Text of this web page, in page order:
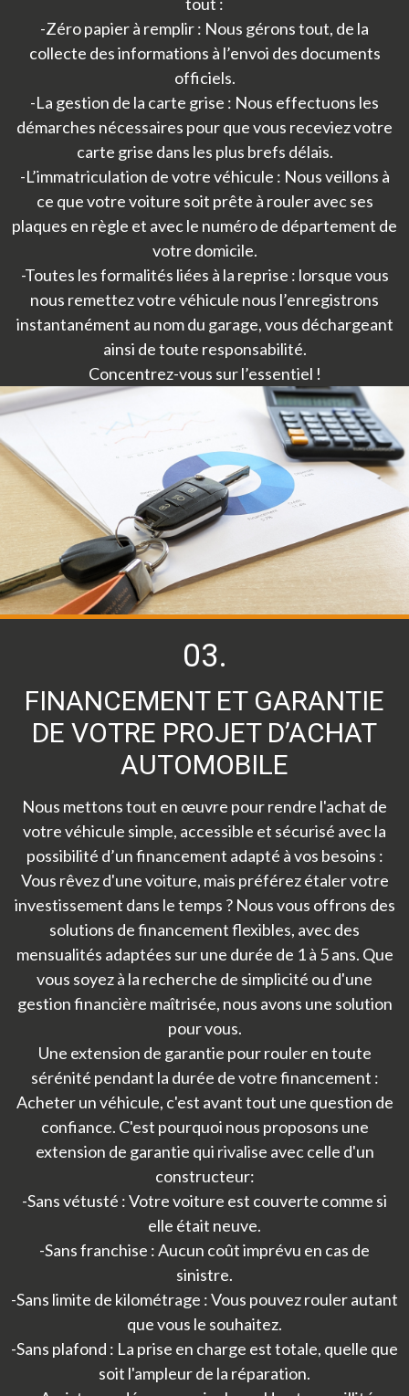
-Zéro papier à remplir : Nous gérons tout, de la
collecte des informations à l’envoi des documents
officiels.
-La gestion de la carte grise : Nous effectuons les
démarches nécessaires pour que vous receviez votre
carte grise dans les plus brefs délais.
-L’immatriculation de votre véhicule : Nous veillons à
ce que votre voiture soit prête à rouler avec ses
plaques en règle et avec le numéro de département de
votre domicile.
-Toutes les formalités liées à la reprise : lorsque vous
nous remettez votre véhicule nous l’enregistrons
instantanément au nom du garage, vous déchargeant
ainsi de toute responsabilité.
Concentrez-vous sur l’essentiel !
03.
FINANCEMENT ET GARANTIE
DE VOTRE PROJET D’ACHAT
AUTOMOBILE
Nous mettons tout en œuvre pour rendre l'achat de
votre véhicule simple, accessible et sécurisé avec la
possibilité d’un financement adapté à vos besoins :
Vous rêvez d'une voiture, mais préférez étaler votre
investissement dans le temps ? Nous vous offrons des
solutions de financement flexibles, avec des
mensualités adaptées sur une durée de 1 à 5 ans. Que
vous soyez à la recherche de simplicité ou d'une
gestion financière maîtrisée, nous avons une solution
pour vous.
Une extension de garantie pour rouler en toute
sérénité pendant la durée de votre financement :
Acheter un véhicule, c'est avant tout une question de
confiance. C'est pourquoi nous proposons une
extension de garantie qui rivalise avec celle d'un
constructeur:
-Sans vétusté : Votre voiture est couverte comme si
elle était neuve.
-Sans franchise : Aucun coût imprévu en cas de
sinistre.
-Sans limite de kilométrage : Vous pouvez rouler autant
que vous le souhaitez.
-Sans plafond : La prise en charge est totale, quelle que
soit l'ampleur de la réparation.